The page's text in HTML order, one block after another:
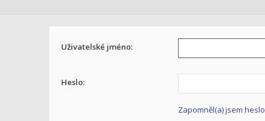
Uživatelské jméno:
Heslo:
Zapomněl(a) jsem heslo